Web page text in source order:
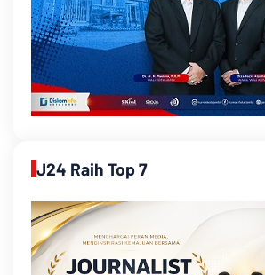
J24 Raih Top 7